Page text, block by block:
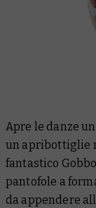
Apre le danze
un apribottiglie
fantastico
pantofole a
da appendere